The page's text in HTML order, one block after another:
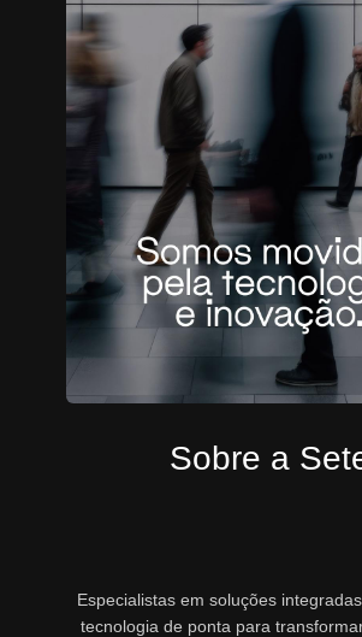
Sobre a
Especialistas em soluções
tecnologia de ponta para